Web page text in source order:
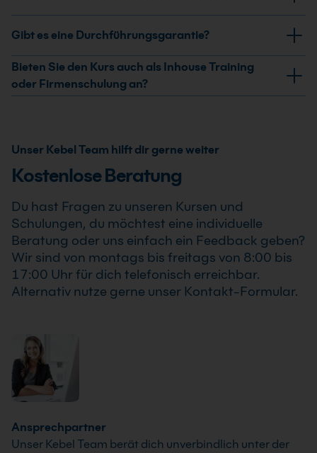
Schulungszentren oder als maßgeschneiderte Firmen-
beziehungsweise Inhouse-Schulung teil.
Copilot Kurs: Excel Auswertungen und Daten verstehen
erhältst Du ein Teilnahmezertifikat. Dieses bestätigt
Deine erweiterten Kenntnisse im professionellen
Einsatz von Microsoft 365 Copilot Kurs: Excel
Gibt es eine Durchführungsgarantie?
Ja, wir garantieren die Durchführung aller von uns
bestätigten Termine. Der Microsoft 365 Copilot Kurs:
Excel Auswertungen und Daten verstehen findet auch
Bieten Sie den Kurs auch als Inhouse Training
oder Firmenschulung an?
Schulung auch als Online-Firmenschulung
durchgeführt werden. Inhalte, Prozesse und
Anforderungen Deines Unternehmens an.
Unser Kebel Team hilft dir gerne weiter
Kostenlose Beratung
Du hast Fragen zu unseren Kursen und
Schulungen, du möchtest eine individuelle
Beratung oder uns einfach ein Feedback geben?
Wir sind von montags bis freitags von 8:00 bis
17:00 Uhr für dich telefonisch erreichbar.
Alternativ nutze gerne unser Kontakt-Formular.
Ansprechpartner
Unser Kebel Team berät dich unverbindlich unter der